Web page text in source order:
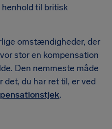
til britisk
omstændigheder, der
stor en kompensation
Den nemmeste måde
du har ret til, er ved
.